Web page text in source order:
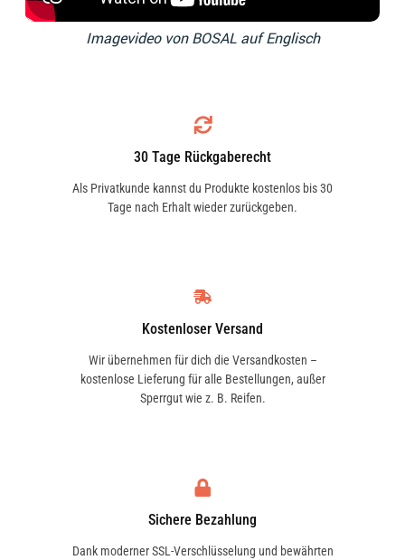
Imagevideo von BOSAL auf Englisch
30 Tage Rückgaberecht
Als Privatkunde kannst du Produkte kostenlos bis 30
Tage nach Erhalt wieder zurückgeben.
Kostenloser Versand
Wir übernehmen für dich die Versandkosten –
kostenlose Lieferung für alle Bestellungen, außer
Sperrgut wie z. B. Reifen.
Sichere Bezahlung
Dank moderner SSL-Verschlüsselung und bewährten